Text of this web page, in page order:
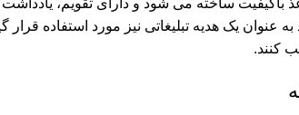
باکیفیت ساخته می شود و دارای تقویم،
عنوان یک هدیه تبلیغاتی نیز مورد استفاده
کنند.